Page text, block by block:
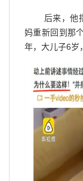
后来，他
妈重新回到那
年，大儿子6岁